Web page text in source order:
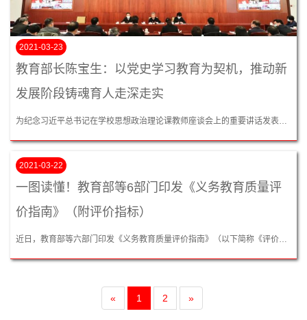
2021-03-23
教育部长陈宝生：以党史学习教育为契机，推动新
发展阶段铸魂育人走深走实
为纪念习近平总书记在学校思想政治理论课教师座谈会上的重要讲话发表两周年，3月22日，教育部召开习近平新时代中国特色社会主义思想铸魂育人座谈会，系统总结两年来用习近平新时代中国特色社会主义思想铸魂育人的工作成效，深入贯彻落实总书记在今年全国政协医药卫生界教育界联组会上关于“‘大思政课’我们要善用之”的重要指示要求，结合正在开展的党史学习教育，把铸魂育人工作不断引向深入。教育部党组书记、部长陈宝生出席会议并讲话，部党组成员、副部长翁铁慧主持会议，部...
2021-03-22
一图读懂！教育部等6部门印发《义务教育质量评
价指南》（附评价指标）
近日，教育部等六部门印发《义务教育质量评价指南》（以下简称《评价指南》），明确义务教育质量评价包括县域、学校、学生三个层面，要求在实施工作中注重优化评价方式方法，不断提高评价工作的科学性、针对性、有效性。...
« 1 2 »